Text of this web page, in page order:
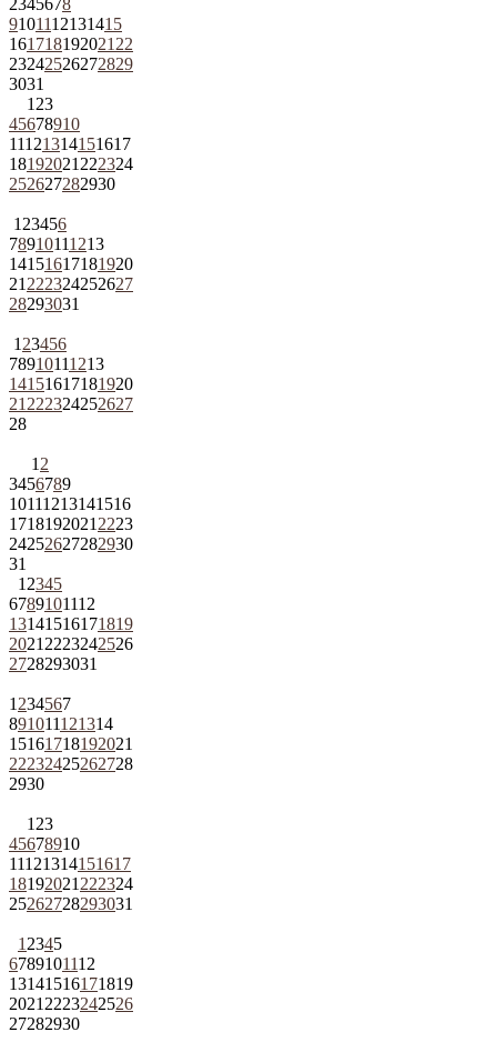
9101112131415
161718192021 22
23242526272829
3031
1 23
45678910
11121314151617
18192021 222324
252627282930
1 23456
78910111213
14151617181920
21 222324252627
28293031
1 23456
78910111213
14151617181920
21 222324252627
28
1 2
3456789
10111213141516
1718192021 2223
24252627282930
31
1 2345
6789101112
13141516171819
2021 2223242526
2728293031
1 234567
891011121314
15161718192021
22232425262728
2930
1 23
45678910
11121314151617
18192021 222324
25262728293031
1 2345
6789101112
13141516171819
2021 2223242526
27282930